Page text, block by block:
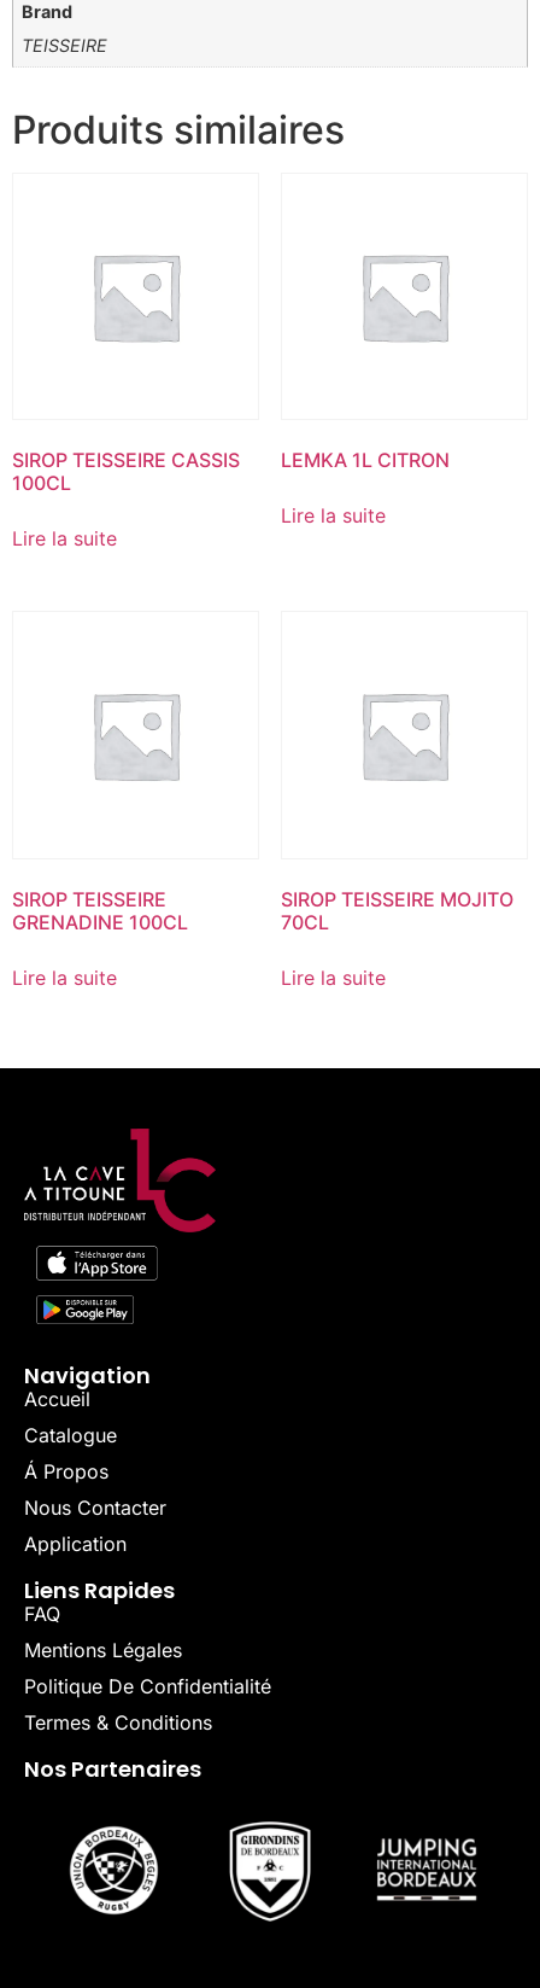
Brand
TEISSEIRE
Produits similaires
SIROP TEISSEIRE CASSIS
100CL
Lire la suite
LEMKA 1L CITRON
Lire la suite
SIROP TEISSEIRE
GRENADINE 100CL
Lire la suite
SIROP TEISSEIRE MOJITO
70CL
Lire la suite
Navigation
Accueil
Catalogue
Á Propos
Nous Contacter
Application
Liens Rapides
FAQ
Mentions Légales
Politique De Confidentialité
Termes & Conditions
Nos Partenaires